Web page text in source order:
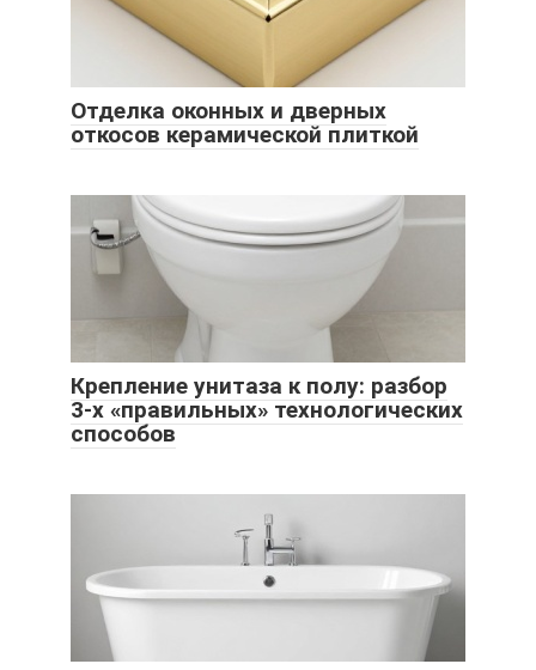
Отделка оконных и дверных
откосов керамической плиткой
Крепление унитаза к полу: разбор
3-х «правильных» технологических
способов